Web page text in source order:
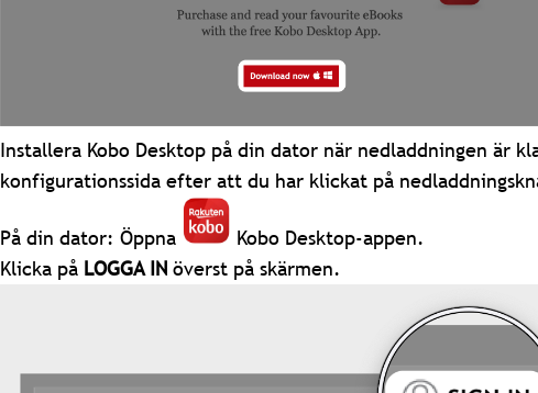
Installera Kobo Desktop på din dator när nedladdningen är
konfigurationssida efter att du har klickat på
På din dator: Öppna
Kobo Desktop-appen.
Klicka på LOGGA IN överst på skärmen.